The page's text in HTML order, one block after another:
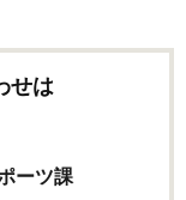
せは
ーツ課